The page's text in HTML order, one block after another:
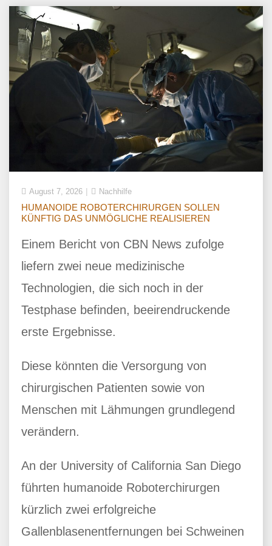
August 7, 2026 Nachhilfe
HUMANOIDE ROBOTERCHIRURGEN SOLLEN
KÜNFTIG DAS UNMÖGLICHE REALISIEREN
Einem Bericht von CBN News zufolge
liefern zwei neue medizinische
Technologien, die sich noch in der
Testphase befinden, beeirendruckende
erste Ergebnisse.
Diese könnten die Versorgung von
chirurgischen Patienten sowie von
Menschen mit Lähmungen grundlegend
verändern.
An der University of California San Diego
führten humanoide Roboterchirurgen
kürzlich zwei erfolgreiche
Gallenblasenentfernungen bei Schweinen